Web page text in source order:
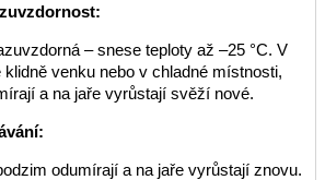
– snese teploty až –25 °C. V
klidně venku nebo v chladné místnosti,
a na jaře vyrůstají svěží nové.
odumírají a na jaře vyrůstají znovu.